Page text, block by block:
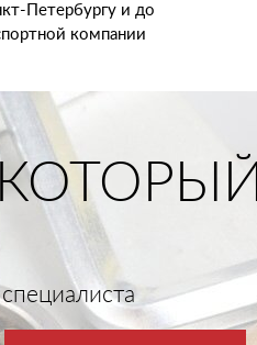
Петербургу и до
компании